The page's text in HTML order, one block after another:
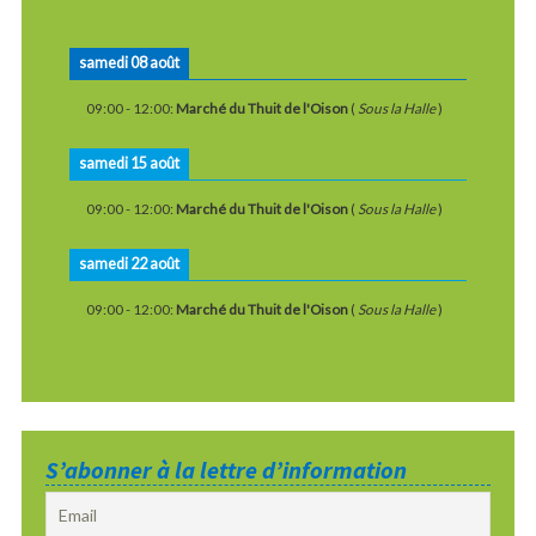
samedi 08 août
09:00- 12:00: Marché du Thuit de l'Oison( Sous la Halle)
samedi 15 août
09:00- 12:00: Marché du Thuit de l'Oison( Sous la Halle)
samedi 22 août
09:00- 12:00: Marché du Thuit de l'Oison( Sous la Halle)
S’abonner à la lettre d’information